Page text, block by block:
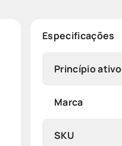
Especificações
Princípio ativo
Marca
SKU